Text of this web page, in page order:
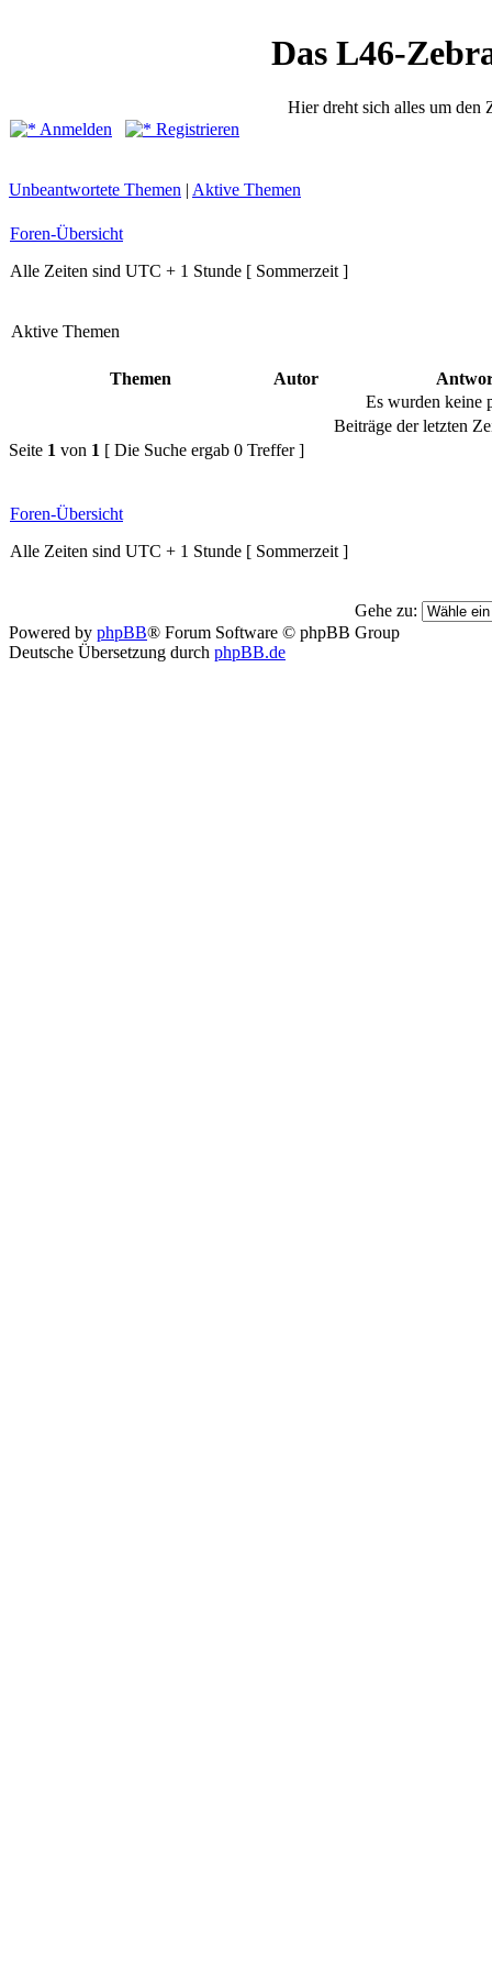
Das L46-
Hier dreht sich alles um den
Anmelden
Registrieren
Unbeantwortete Themen | Aktive Themen
Foren-Übersicht
Alle Zeiten sind UTC + 1 Stunde [ Sommerzeit ]
Aktive Themen
Themen Autor
Es wurden keine
Beiträge der letzten
Seite 1 von 1 [ Die Suche ergab 0 Treffer ]
Foren-Übersicht
Alle Zeiten sind UTC + 1 Stunde [ Sommerzeit ]
Gehe zu:
Powered by phpBB® Forum Software © phpBB Group
Deutsche Übersetzung durch phpBB.de